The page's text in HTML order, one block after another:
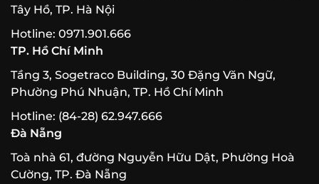
Tây Hồ, TP. Hà Nội
Hotline: 0971.901.666
TP. Hồ Chí Minh
Tầng 3, Sogetraco Building, 30 Đặng Văn Ngữ,
Phường Phú Nhuận, TP. Hồ Chí Minh
Hotline: (84-28) 62.947.666
Đà Nẵng
Toà nhà 61, đường Nguyễn Hữu Dật, Phường Hoà
Cường, TP. Đà Nẵng